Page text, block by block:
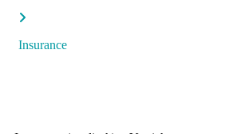
Insurance